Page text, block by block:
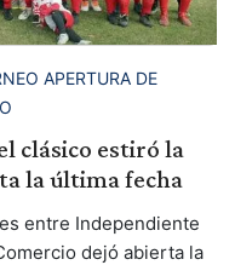
APERTURA DE
clásico estiró la
la última fecha
entre Independiente
dejó abierta la